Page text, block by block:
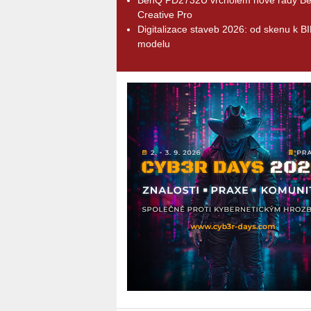
Creative Pro
Digitalizace staveb 2026: od skenu k
modelu